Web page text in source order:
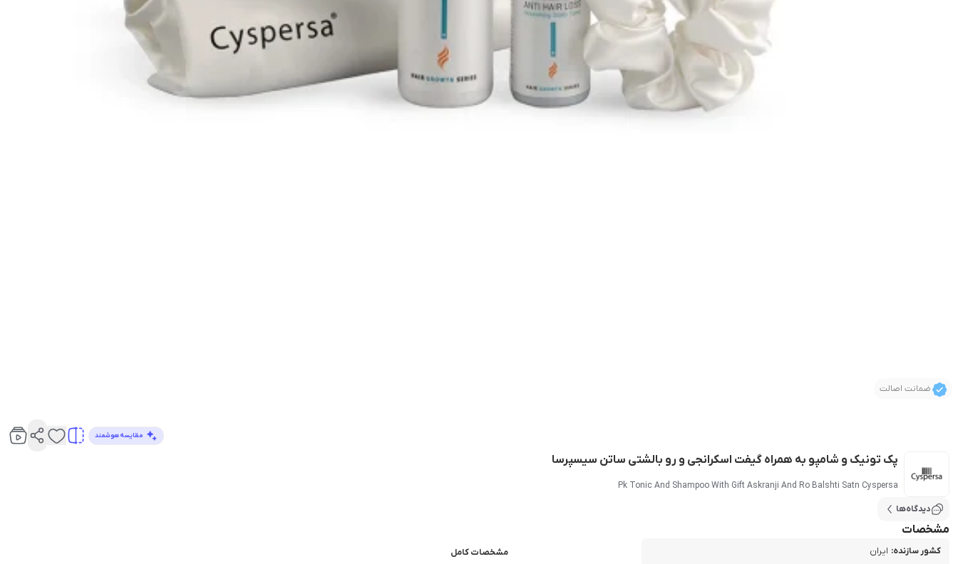
ضمانت اصالت
مقایسه هوشمند
پک تونیک و شامپو به همراه گیفت اسکرانجی و رو بالشتی ساتن سیسپرسا
Pk Tonic And Shampoo With Gift Askranji And Ro Balshti Satn Cyspersa
دیدگاه‌ها
مشخصات
کشور سازنده: ایران مشخصات کامل